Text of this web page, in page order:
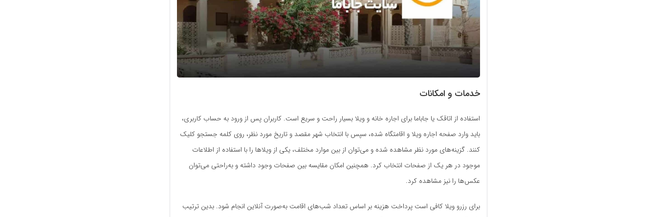
خدمات و امکانات
استفاده از اتاقک یا جاباما برای اجاره خانه و ویلا بسیار راحت و سریع است. کاربران پس از ورود به حساب کاربری،
باید وارد صفحه اجاره ویلا و اقامتگاه شده، سپس با انتخاب شهر مقصد و تاریخ مورد نظر، روی کلمه جستجو کلیک
کنند. گزینه‌های مورد نظر مشاهده شده و می‌توان از بین موارد مختلف، یکی از ویلا‌ها را با استفاده از اطلاعات
موجود در هر یک از صفحات انتخاب کرد. همچنین امکان مقایسه بین صفحات وجود داشته و به‌راحتی می‌توان
عکس‌ها را نیز مشاهده کرد.
برای رزرو ویلا کافی است پرداخت هزینه بر اساس تعداد شب‌های اقامت به‌صورت آنلاین انجام شود. بدین ترتیب